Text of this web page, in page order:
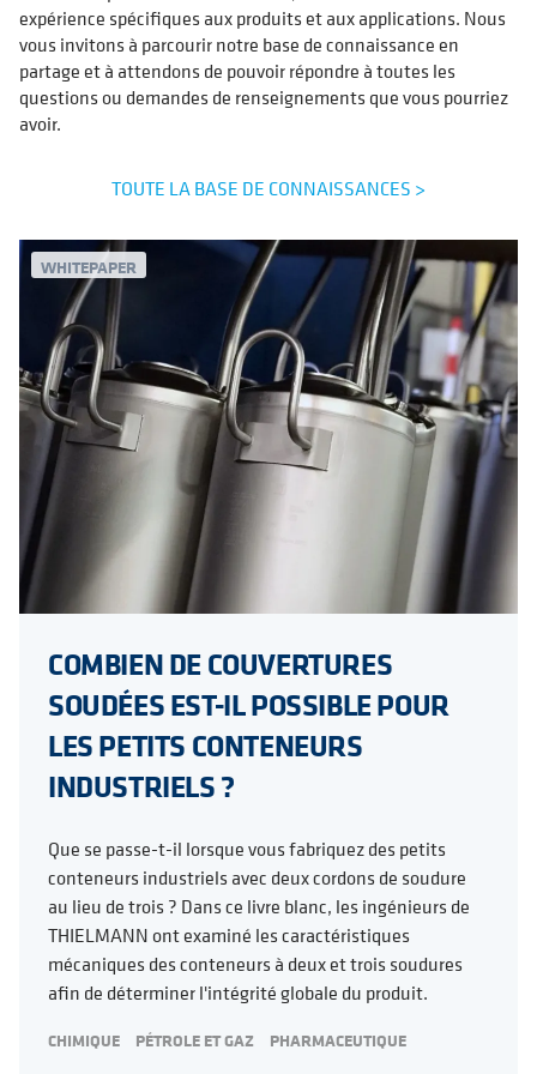
expérience spécifiques aux produits et aux applications. Nous
vous invitons à parcourir notre base de connaissance en
partage et à attendons de pouvoir répondre à toutes les
questions ou demandes de renseignements que vous pourriez
avoir.
TOUTE LA BASE DE CONNAISSANCES >
WHITEPAPER
COMBIEN DE COUVERTURES
SOUDÉES EST-IL POSSIBLE POUR
LES PETITS CONTENEURS
INDUSTRIELS ?
Que se passe-t-il lorsque vous fabriquez des petits
conteneurs industriels avec deux cordons de soudure
au lieu de trois ? Dans ce livre blanc, les ingénieurs de
THIELMANN ont examiné les caractéristiques
mécaniques des conteneurs à deux et trois soudures
afin de déterminer l'intégrité globale du produit.
CHIMIQUE PÉTROLE ET GAZ PHARMACEUTIQUE